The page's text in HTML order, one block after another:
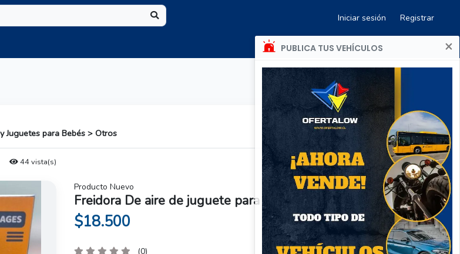
Iniciar sesión Registrar
PUBLICA TUS VEHÍCULOS ×
Juguetes para Bebés > Otros
44 vista(s)
Producto Nuevo
Freidora De aire de juguete para niños
$18.500
(0)